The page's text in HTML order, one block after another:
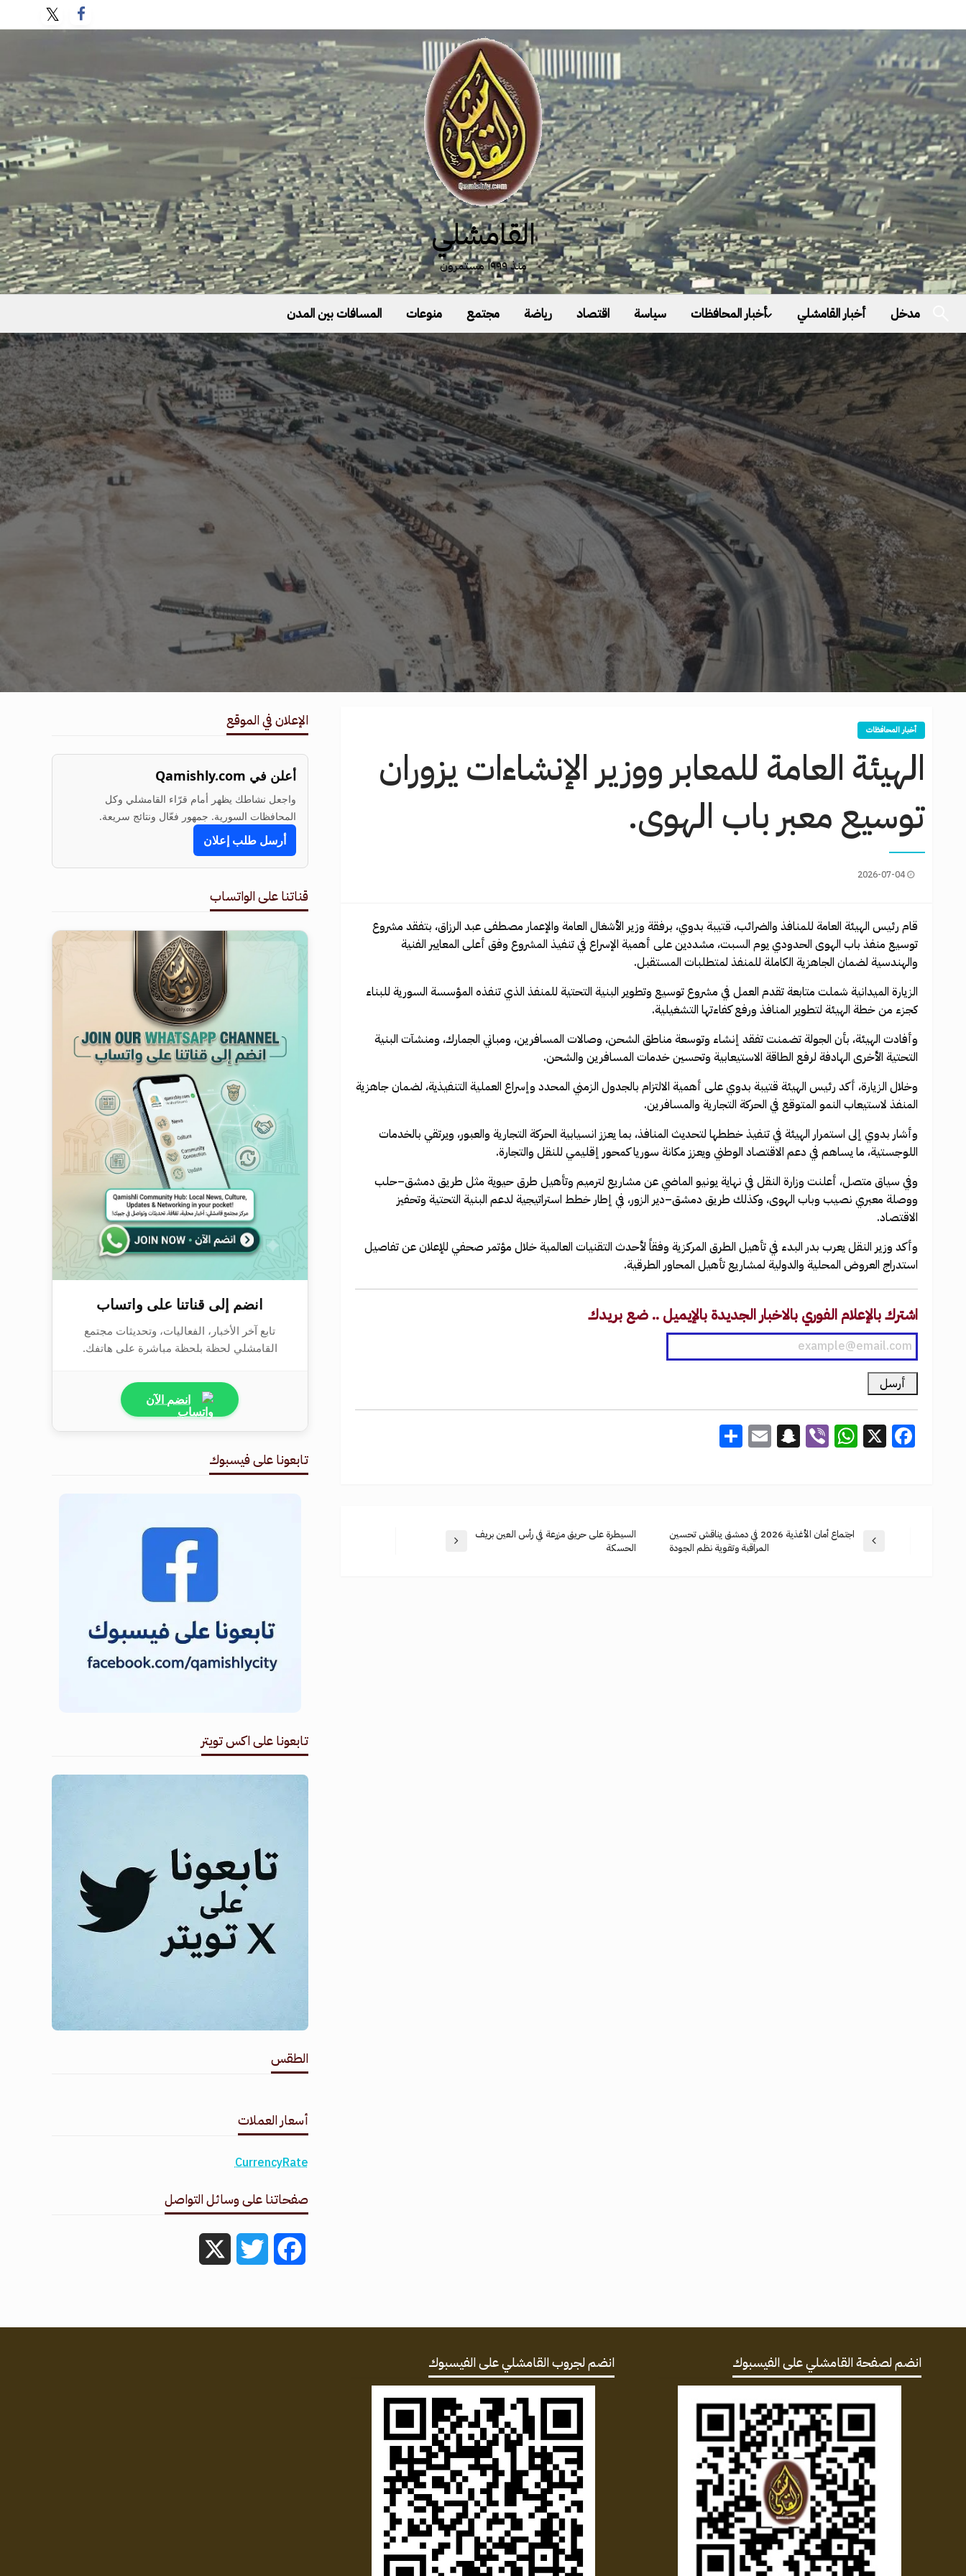
القامشلي
منذ ١٩٩٩ مستمرون
مدخل أخبار القامشلي أخبار المحافظات سياسة اقتصاد رياضة مجتمع منوعات المسافات بين المدن
أخبار المحافظات
الهيئة العامة للمعابر ووزير الإنشاءات يزوران
توسيع معبر باب الهوى.
2026-07-04
قام رئيس الهيئة العامة للمنافذ والضرائب، قتيبة بدوي، برفقة وزير الأشغال العامة والإعمار مصطفى عبد الرزاق، بتفقد مشروع
توسيع منفذ باب الهوى الحدودي يوم السبت، مشددين على أهمية الإسراع في تنفيذ المشروع وفق أعلى المعايير الفنية
والهندسية لضمان الجاهزية الكاملة للمنفذ لمتطلبات المستقبل.
الزيارة الميدانية شملت متابعة تقدم العمل في مشروع توسيع وتطوير البنية التحتية للمنفذ الذي تنفذه المؤسسة السورية للبناء
كجزء من خطة الهيئة لتطوير المنافذ ورفع كفاءتها التشغيلية.
وأفادت الهيئة، بأن الجولة تضمنت تفقد إنشاء وتوسعة مناطق الشحن، وصالات المسافرين، ومباني الجمارك، ومنشآت البنية
التحتية الأخرى الهادفة لرفع الطاقة الاستيعابية وتحسين خدمات المسافرين والشحن.
وخلال الزيارة، أكد رئيس الهيئة قتيبة بدوي على أهمية الالتزام بالجدول الزمني المحدد وإسراع العملية التنفيذية، لضمان جاهزية
المنفذ لاستيعاب النمو المتوقع في الحركة التجارية والمسافرين.
وأشار بدوي إلى استمرار الهيئة في تنفيذ خططها لتحديث المنافذ، بما يعزز انسيابية الحركة التجارية والعبور، ويرتقي بالخدمات
اللوجستية، ما يساهم في دعم الاقتصاد الوطني ويعزز مكانة سوريا كمحور إقليمي للنقل والتجارة.
وفي سياق متصل، أعلنت وزارة النقل في نهاية يونيو الماضي عن مشاريع لترميم وتأهيل طرق حيوية مثل طريق دمشق–حلب
ووصلة معبري نصيب وباب الهوى، وكذلك طريق دمشق–دير الزور، في إطار خطط استراتيجية لدعم البنية التحتية وتحفيز
الاقتصاد.
وأكد وزير النقل يعرب بدر البدء في تأهيل الطرق المركزية وفقاً لأحدث التقنيات العالمية خلال مؤتمر صحفي للإعلان عن تفاصيل
استدراج العروض المحلية والدولية لمشاريع تأهيل المحاور الطرقية.
اشترك بالإعلام الفوري بالاخبار الجديدة بالإيميل .. ضع بريدك
Facebook
X
WhatsApp
Viber
Snapchat
Email
اجتماع أمان الأغذية 2026 في دمشق يناقش تحسين
المراقبة وتقوية نظم الجودة
السيطرة على حريق مزرعة في رأس العين بريف
الحسكة
الإعلان في الموقع
أعلن في Qamishly.com
واجعل نشاطك يظهر أمام قرّاء القامشلي وكل
المحافظات السورية. جمهور فعّال ونتائج سريعة.
أرسل طلب إعلان
قناتنا على الواتساب
انضم إلى قناتنا على واتساب
تابع آخر الأخبار، الفعاليات، وتحديثات مجتمع
القامشلي لحظة بلحظة مباشرة على هاتفك.
انضم الآن
تابعونا على فيسبوك
تابعونا على اكس تويتر
الطقس
أسعار العملات
CurrencyRate
صفحاتنا على وسائل التواصل
Facebook
Twitter
انضم لصفحة القامشلي على الفيسبوك انضم لجروب القامشلي على الفيسبوك